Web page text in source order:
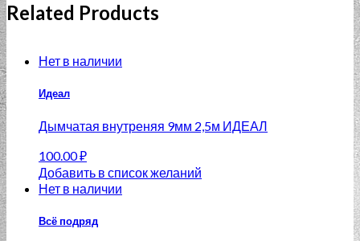
Related Products
Нет в наличии
Идеал
Дымчатая внутреняя 9мм 2,5м ИДЕАЛ
100.00₽
Добавить в список желаний
Нет в наличии
Всё подряд